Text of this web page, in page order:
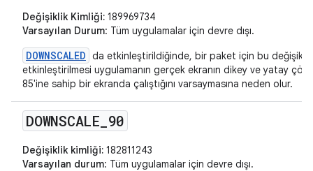
Değişiklik Kimliği: 189969734
Varsayılan Durum: Tüm uygulamalar için devre dışı.
DOWNSCALED da etkinleştirildiğinde, bir paket için bu
etkinleştirilmesi uygulamanın gerçek ekranın dikey ve yatay
85'ine sahip bir ekranda çalıştığını varsaymasına neden olur.
DOWNSCALE 90
Değişiklik kimliği: 182811243
Varsayılan durum: Tüm uygulamalar için devre dışı.